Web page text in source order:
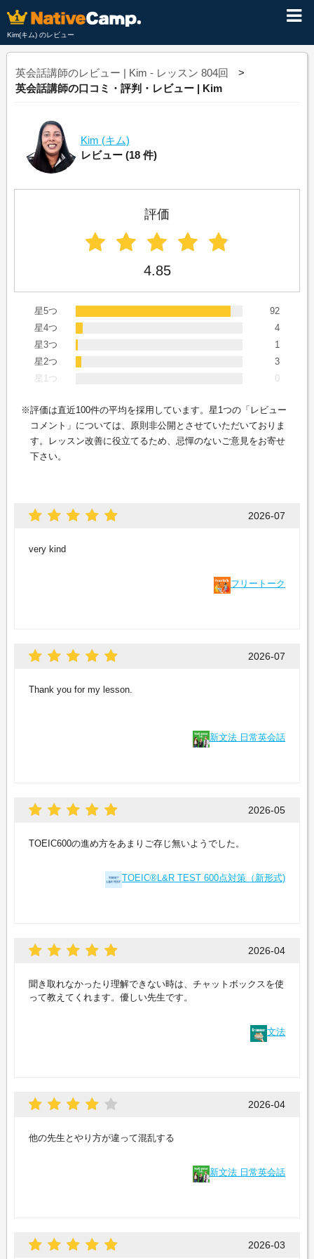
Kim(キム) のレビュー
英会話講師のレビュー | Kim - レッスン 804回
英会話講師の口コミ・評判・レビュー | Kim
Kim (キム)
レビュー (18 件)
評価
4.85
星5つ
92
星4つ
4
星3つ
1
星2つ
3
星1つ
0
評価は直近100件の平均を採用しています。星1つの「レビュー
コメント」については、原則非公開とさせていただいておりま
す。レッスン改善に役立てるため、忌憚のないご意見をお寄せ
下さい。
2026-07
very kind
フリートーク
2026-07
Thank you for my lesson.
新文法 日常英会話
2026-05
TOEIC600の進め方をあまりご存じ無いようでした。
TOEIC®L&R TEST 600点対策（新形式)
2026-04
聞き取れなかったり理解できない時は、チャットボックスを使
って教えてくれます。優しい先生です。
文法
2026-04
他の先生とやり方が違って混乱する
新文法 日常英会話
2026-03